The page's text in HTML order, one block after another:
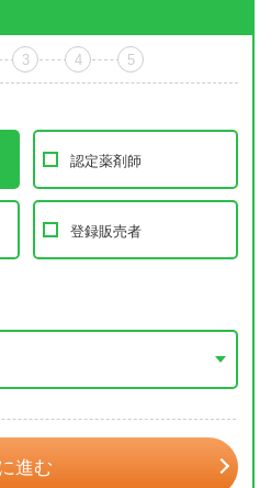
3 4 5
認定薬剤師
登録販売者
進む